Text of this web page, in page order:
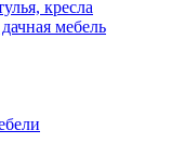
кресла
мебель